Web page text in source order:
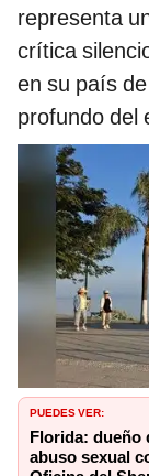
representa
crítica
en su país
profundo del
PUEDES VER:
Florida: dueño
abuso sexual